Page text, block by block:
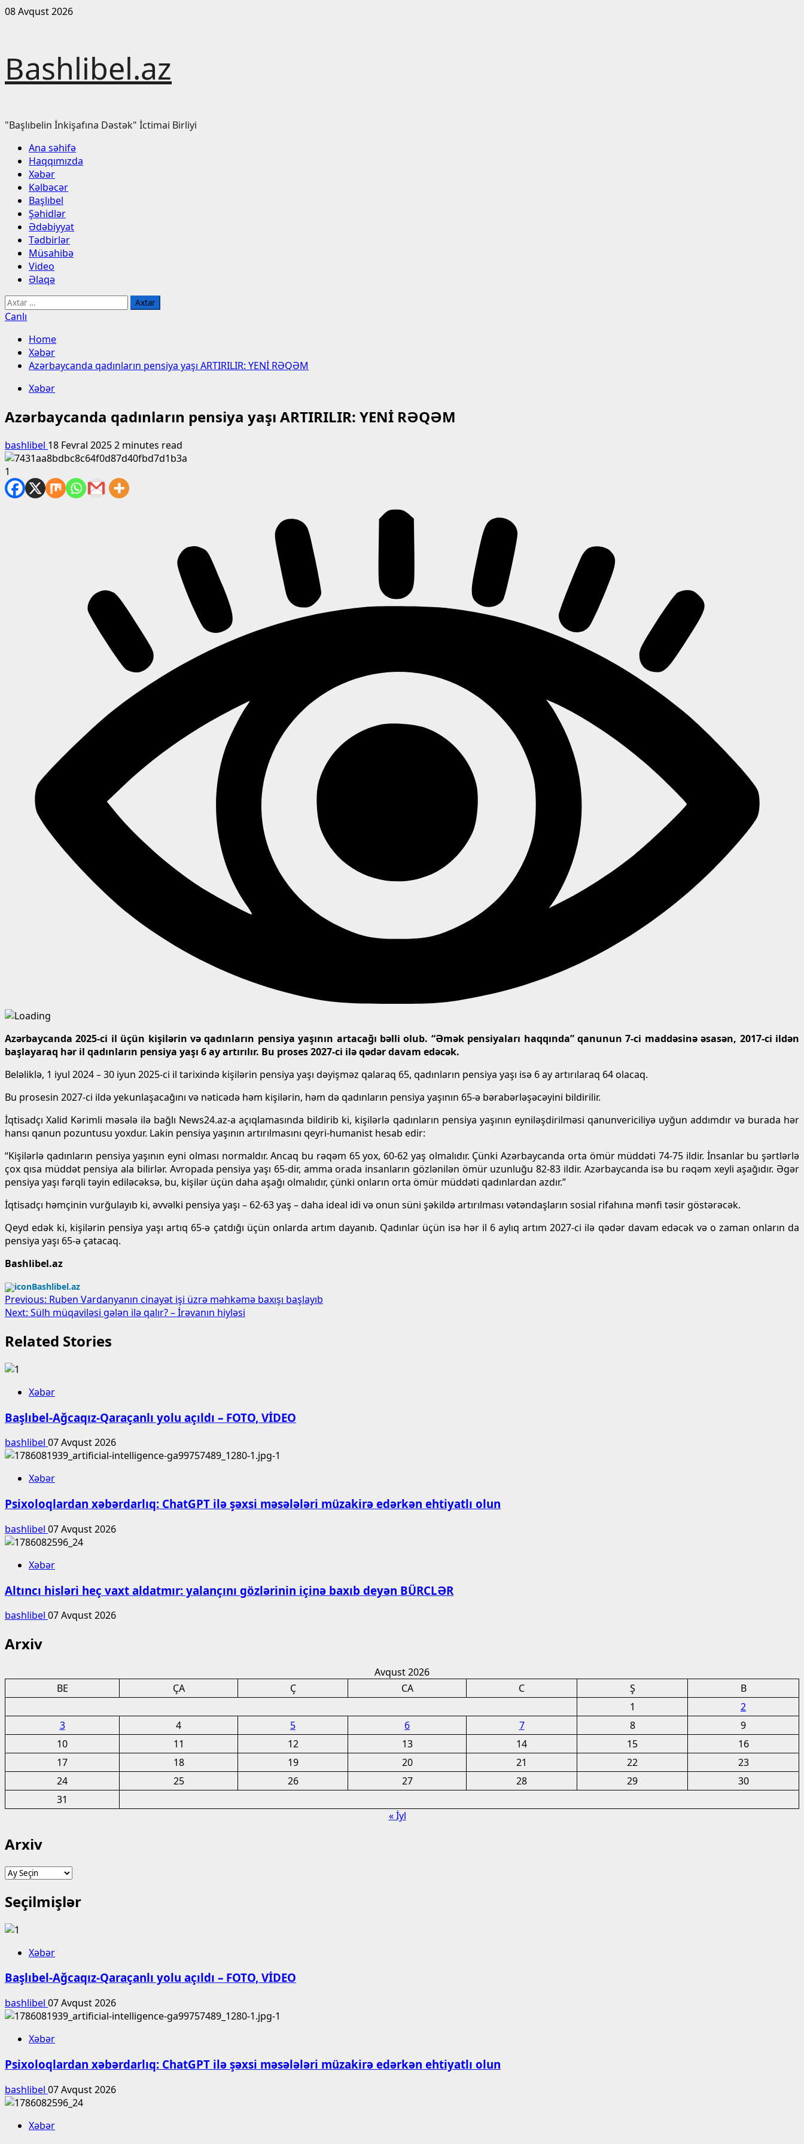
Skip
08 Avqust 2026
Bashlibel.az
"Başlıbelin İnkişafına Dəstək" İctimai Birliyi
Primary
Menu
Ana səhifə
Haqqımızda
Xəbər
Kəlbəcər
Başlıbel
Şəhidlər
Ədəbiyyat
Tədbirlər
Müsahibə
Video
Əlaqə
Axtarış:
Canlı
Home
Xəbər
Azərbaycanda qadınların pensiya yaşı ARTIRILIR: YENİ RƏQƏM
Xəbər
Azərbaycanda qadınların pensiya yaşı ARTIRILIR: YENİ RƏQƏM
bashlibel 18 Fevral 20252 minutes read
1
Azərbaycanda 2025-ci il üçün kişilərin və qadınların pensiya yaşının artacağı bəlli olub. “Əmək pensiyaları haqqında” qanunun 7-ci maddəsinə əsasən, 2017-ci ildən
başlayaraq hər il qadınların pensiya yaşı 6 ay artırılır. Bu proses 2027-ci ilə qədər davam edəcək.
Beləliklə, 1 iyul 2024 – 30 iyun 2025-ci il tarixində kişilərin pensiya yaşı dəyişməz qalaraq 65, qadınların pensiya yaşı isə 6 ay artırılaraq 64 olacaq.
Bu prosesin 2027-ci ildə yekunlaşacağını və nəticədə həm kişilərin, həm də qadınların pensiya yaşının 65-ə bərabərləşəcəyini bildirilir.
İqtisadçı Xalid Kərimli məsələ ilə bağlı News24.az-a açıqlamasında bildirib ki, kişilərlə qadınların pensiya yaşının eyniləşdirilməsi qanunvericiliyə uyğun addımdır və burada hər
hansı qanun pozuntusu yoxdur. Lakin pensiya yaşının artırılmasını qeyri-humanist hesab edir:
“Kişilərlə qadınların pensiya yaşının eyni olması normaldır. Ancaq bu rəqəm 65 yox, 60-62 yaş olmalıdır. Çünki Azərbaycanda orta ömür müddəti 74-75 ildir. İnsanlar bu şərtlərlə
çox qısa müddət pensiya ala bilirlər. Avropada pensiya yaşı 65-dir, amma orada insanların gözlənilən ömür uzunluğu 82-83 ildir. Azərbaycanda isə bu rəqəm xeyli aşağıdır. Əgər
pensiya yaşı fərqli təyin ediləcəksə, bu, kişilər üçün daha aşağı olmalıdır, çünki onların orta ömür müddəti qadınlardan azdır.”
İqtisadçı həmçinin vurğulayıb ki, əvvəlki pensiya yaşı – 62-63 yaş – daha ideal idi və onun süni şəkildə artırılması vətəndaşların sosial rifahına mənfi təsir göstərəcək.
Qeyd edək ki, kişilərin pensiya yaşı artıq 65-ə çatdığı üçün onlarda artım dayanıb. Qadınlar üçün isə hər il 6 aylıq artım 2027-ci ilə qədər davam edəcək və o zaman onların da
pensiya yaşı 65-ə çatacaq.
Bashlibel.az
Bashlibel.az
Post
navigation
Previous: Ruben Vardanyanın cinayət işi üzrə məhkəmə baxışı başlayıb
Next: Sülh müqaviləsi gələn ilə qalır? – İrəvanın hiyləsi
Related Stories
Xəbər
Başlıbel-Ağcaqız-Qaraçanlı yolu açıldı – FOTO, VİDEO
bashlibel 07 Avqust 2026
Xəbər
Psixoloqlardan xəbərdarlıq: ChatGPT ilə şəxsi məsələləri müzakirə edərkən ehtiyatlı olun
bashlibel 07 Avqust 2026
Xəbər
Altıncı hisləri heç vaxt aldatmır: yalançını gözlərinin içinə baxıb deyən BÜRCLƏR
bashlibel 07 Avqust 2026
Arxiv
Avqust 2026
BE
ÇA Ç CA C Ş
B
1
2
3
4 5 6 7 8
9
10
11 12 13 14 15
16
17
18 19 20 21 22
23
24
25 26 27 28 29
30
31
« İyl
Arxiv
Arxiv
Seçilmişlər
Xəbər
Başlıbel-Ağcaqız-Qaraçanlı yolu açıldı – FOTO, VİDEO
bashlibel 07 Avqust 2026
Xəbər
Psixoloqlardan xəbərdarlıq: ChatGPT ilə şəxsi məsələləri müzakirə edərkən ehtiyatlı olun
bashlibel 07 Avqust 2026
Xəbər